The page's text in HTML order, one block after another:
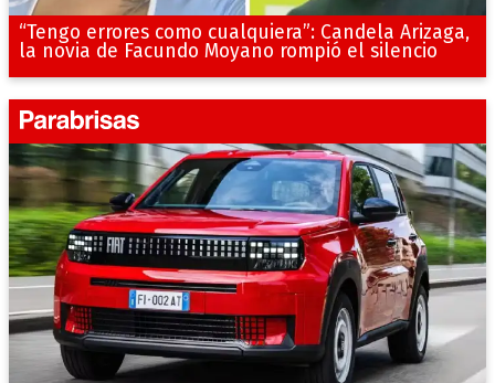
“Tengo errores como cualquiera”: Candela Arizaga,
la novia de Facundo Moyano rompió el silencio